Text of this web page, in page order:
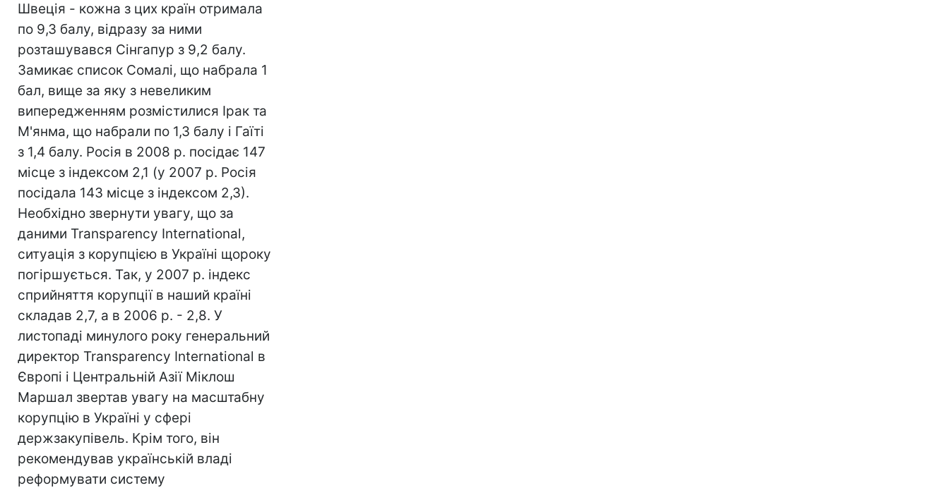
Швеція - кожна з цих країн отримала
по 9,3 балу, відразу за ними
розташувався Сінгапур з 9,2 балу.
Замикає список Сомалі, що набрала 1
бал, вище за яку з невеликим
випередженням розмістилися Ірак та
М'янма, що набрали по 1,3 балу і Гаїті
з 1,4 балу. Росія в 2008 р. посідає 147
місце з індексом 2,1 (у 2007 р. Росія
посідала 143 місце з індексом 2,3).
Необхідно звернути увагу, що за
даними Transparency International,
ситуація з корупцією в Україні щороку
погіршується. Так, у 2007 р. індекс
сприйняття корупції в наший країні
складав 2,7, а в 2006 р. - 2,8. У
листопаді минулого року генеральний
директор Transparency International в
Європі і Центральній Азії Міклош
Маршал звертав увагу на масштабну
корупцію в Україні у сфері
держзакупівель. Крім того, він
рекомендував українській владі
реформувати систему